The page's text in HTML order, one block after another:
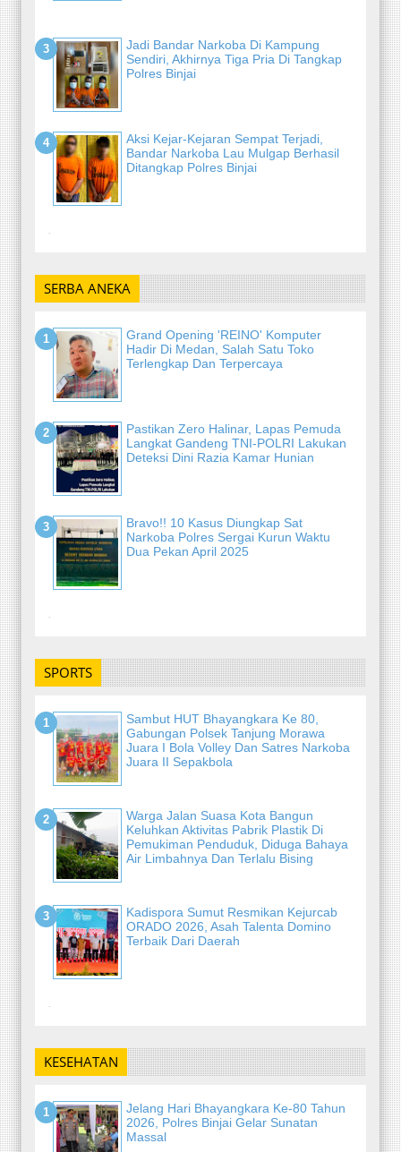
Jadi Bandar Narkoba Di Kampung
Sendiri, Akhirnya Tiga Pria Di Tangkap
Polres Binjai
Aksi Kejar-Kejaran Sempat Terjadi,
Bandar Narkoba Lau Mulgap Berhasil
Ditangkap Polres Binjai
-
SERBA ANEKA
Grand Opening 'REINO' Komputer
Hadir Di Medan, Salah Satu Toko
Terlengkap Dan Terpercaya
Pastikan Zero Halinar, Lapas Pemuda
Langkat Gandeng TNI-POLRI Lakukan
Deteksi Dini Razia Kamar Hunian
Bravo!! 10 Kasus Diungkap Sat
Narkoba Polres Sergai Kurun Waktu
Dua Pekan April 2025
-
SPORTS
Sambut HUT Bhayangkara Ke 80,
Gabungan Polsek Tanjung Morawa
Juara I Bola Volley Dan Satres Narkoba
Juara II Sepakbola
Warga Jalan Suasa Kota Bangun
Keluhkan Aktivitas Pabrik Plastik Di
Pemukiman Penduduk, Diduga Bahaya
Air Limbahnya Dan Terlalu Bising
Kadispora Sumut Resmikan Kejurcab
ORADO 2026, Asah Talenta Domino
Terbaik Dari Daerah
-
KESEHATAN
Jelang Hari Bhayangkara Ke-80 Tahun
2026, Polres Binjai Gelar Sunatan
Massal